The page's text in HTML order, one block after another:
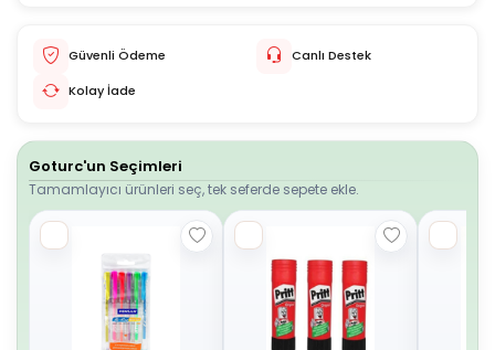
Güvenli Ödeme
Canlı Destek
Kolay İade
Goturc'un Seçimleri
Tamamlayıcı ürünleri seç, tek seferde sepete ekle.